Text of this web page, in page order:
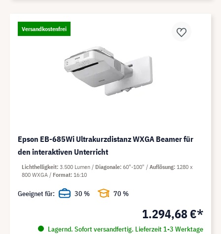
Versandkostenfrei
Epson EB-685Wi Ultrakurzdistanz WXGA Beamer für
den interaktiven Unterricht
1.294,68 €*
Lagernd. Sofort versandfertig. Lieferzeit 1-3 Werktage
Lichthelligkeit 3.500 Lumen Diagonale 60"-100" Auflösung 1280 x
800 WXGA
Format 16:10
Geeignet für: 30 % 70 %